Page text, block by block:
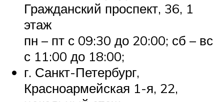
Гражданский проспект, 36, 1
этаж
пн – пт с 09:30 до 20:00; сб – вс
с 11:00 до 18:00;
г. Санкт-Петербург,
Красноармейская 1-я, 22,